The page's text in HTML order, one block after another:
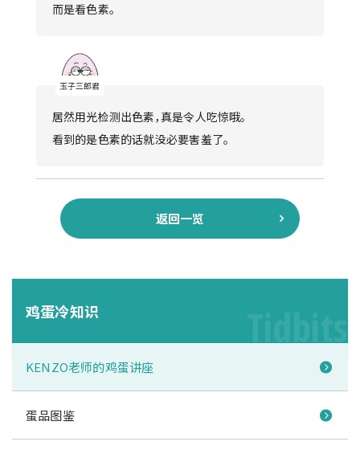
而是看色素。
居然用光检测出色素，真是令人吃惊哦。
看到的是色素的话就没必要害羞了。
返回一览
鸡蛋冷知识
KENZO老师的鸡蛋讲座
蛋品图鉴